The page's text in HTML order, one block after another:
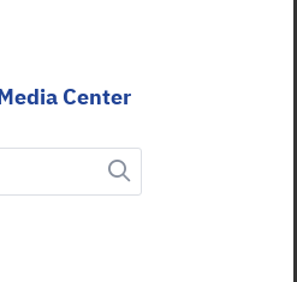
Center